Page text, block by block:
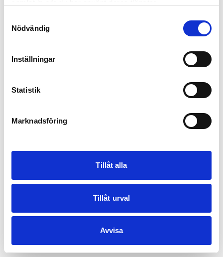
Nödvändig
Inställningar
Statistik
Marknadsföring
Tillåt alla
Tillåt urval
Avvisa